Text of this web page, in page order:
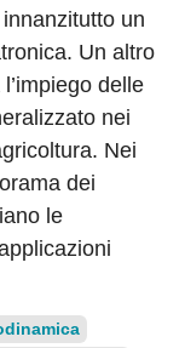
un
Un altro
delle
nei
Nei
dei
le